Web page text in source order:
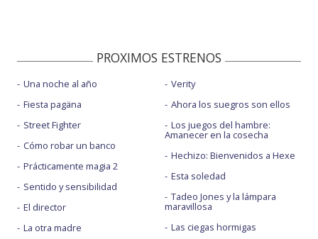
PROXIMOS ESTRENOS
Una noche al año
Fiesta pagäna
Street Fighter
Cómo robar un banco
Prácticamente magia 2
Sentido y sensibilidad
El director
La otra madre
Verity
Ahora los suegros son ellos
Los juegos del hambre:
Amanecer en la cosecha
Hechizo: Bienvenidos a Hexe
Esta soledad
Tadeo Jones y la lámpara
maravillosa
Las ciegas hormigas